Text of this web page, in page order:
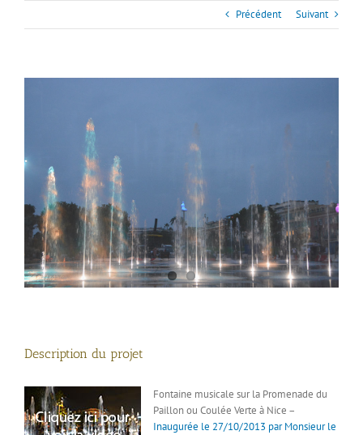
Précédent Suivant
Description du projet
Fontaine musicale sur la Promenade du
Paillon ou Coulée Verte à Nice –
Inaugurée le 27/10/2013 par Monsieur le